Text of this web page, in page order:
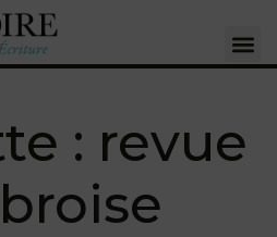
: revue